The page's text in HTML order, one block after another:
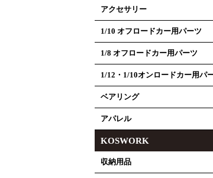
アクセサリー
1/10 オフロードカー用パーツ
1/8 オフロードカー用パーツ
1/12・1/10オンロードカー用パ
ベアリング
アパレル
KOSWORK
収納用品